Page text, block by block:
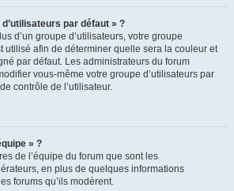
d’utilisateurs par défaut » ?
d’un groupe d’utilisateurs, votre groupe
utilisé afin de déterminer quelle sera la couleur et
par défaut. Les administrateurs du forum
vous-même votre groupe d’utilisateurs par
contrôle de l’utilisateur.
» ?
de l’équipe du forum que sont les
en plus de quelques informations
forums qu’ils modèrent.